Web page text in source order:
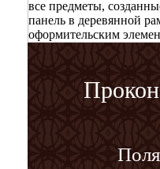
все предметы,
панель в деревянной
оформительским